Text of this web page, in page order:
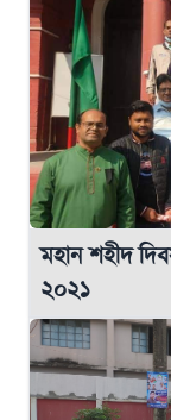
মহান শহীদ
২০২১